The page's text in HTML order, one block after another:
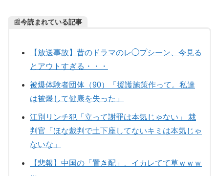
📰今読まれている記事
【放送事故】昔のドラマのレ◯プシーン、今見る
とアウトすぎる・・・
被爆体験者団体（90）「援護施策作って。私達
は被爆して健康を失った」
江別リンチ犯「立って謝罪は本気じゃない」 裁
判官「ほな裁判で土下座してないキミは本気じゃ
ないな」
【悲報】中国の「置き配」、イカレてて草ｗｗｗ